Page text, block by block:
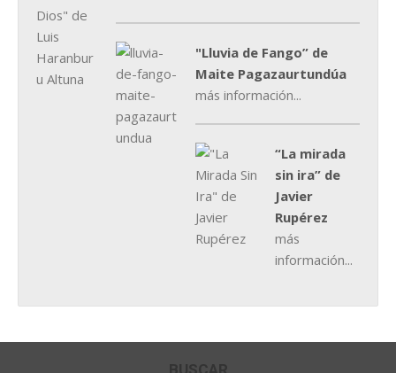
"Lluvia de Fango” de
Maite Pagazaurtundúa
más información...
“La mirada
sin ira” de
Javier
Rupérez
más
información...